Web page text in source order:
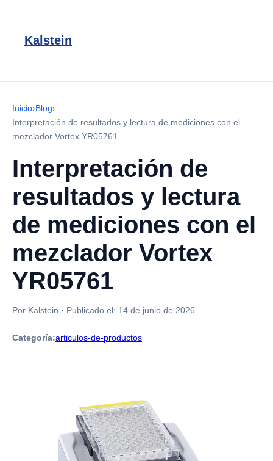
Kalstein
Inicio›Blog›
Interpretación de resultados y lectura de mediciones con el
mezclador Vortex YR05761
Interpretación de
resultados y lectura
de mediciones con el
mezclador Vortex
YR05761
Por Kalstein · Publicado el: 14 de junio de 2026
Categoría:articulos-de-productos